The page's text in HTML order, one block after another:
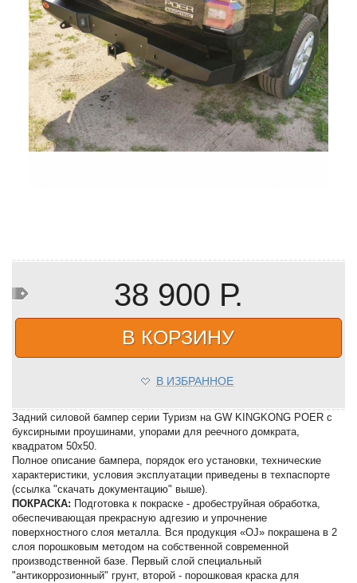
38 900 Р.
В КОРЗИНУ
В ИЗБРАННОЕ
Задний силовой бампер серии Туризм на GW KINGKONG POER с
буксирными проушинами, упорами для реечного домкрата,
квадратом 50х50.
Полное описание бампера, порядок его установки, технические
характеристики, условия эксплуатации приведены в техпаспорте
(ссылка "скачать документацию" выше).
ПОКРАСКА: Подготовка к покраске - дробеструйная обработка,
обеспечивающая прекрасную адгезию и упрочнение
поверхностного слоя металла. Вся продукция «OJ» покрашена в 2
слоя порошковым методом на собственной современной
производственной базе. Первый слой специальный
"антикоррозионный" грунт, второй - порошковая краска для